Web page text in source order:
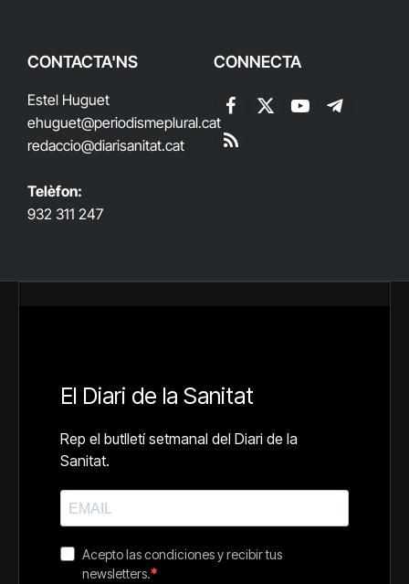
CONTACTA'NS
Estel Huguet
ehuguet@periodismeplural.cat
redaccio@diarisanitat.cat
Telèfon:
932 311 247
CONNECTA
Facebook
X
YouTubeTelegram
RSS